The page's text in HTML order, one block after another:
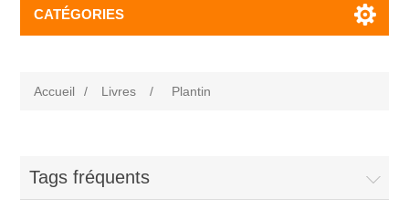
CATÉGORIES
Accueil / Livres / Plantin
Tags fréquents